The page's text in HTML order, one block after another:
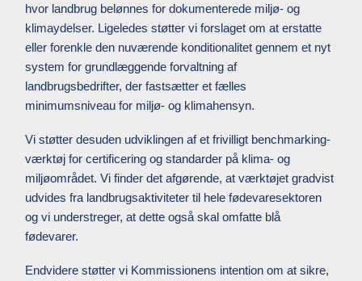
hvor landbrug belønnes for dokumenterede miljø- og
klimaydelser. Ligeledes støtter vi forslaget om at erstatte
eller forenkle den nuværende konditionalitet gennem et nyt
system for grundlæggende forvaltning af
landbrugsbedrifter, der fastsætter et fælles
minimumsniveau for miljø- og klimahensyn.
Vi støtter desuden udviklingen af et frivilligt benchmarking-
værktøj for certificering og standarder på klima- og
miljøområdet. Vi finder det afgørende, at værktøjet gradvist
udvides fra landbrugsaktiviteter til hele fødevaresektoren
og vi understreger, at dette også skal omfatte blå
fødevarer.
Endvidere støtter vi Kommissionens intention om at sikre,